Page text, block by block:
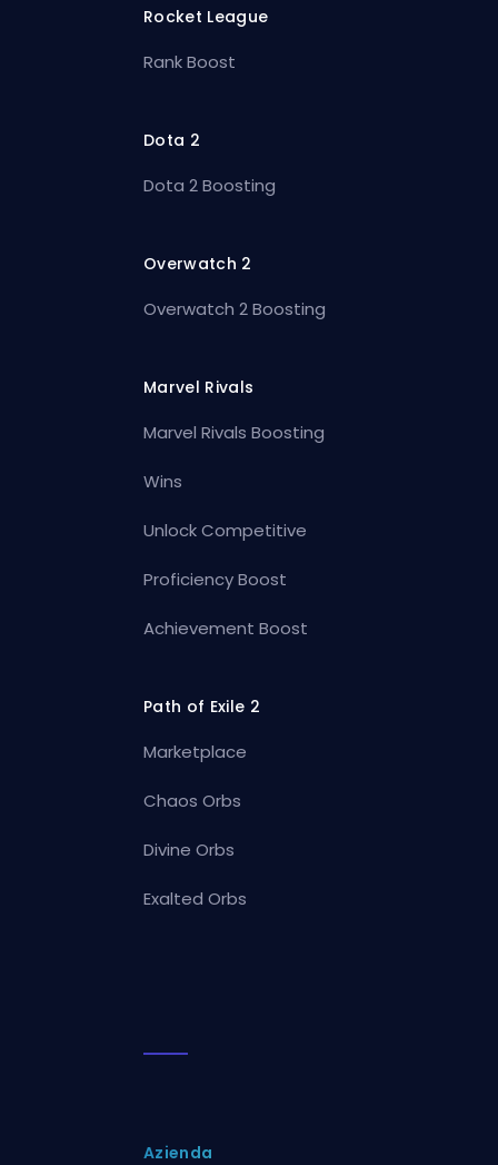
Rocket League
Rank Boost
Dota 2
Dota 2 Boosting
Overwatch 2
Overwatch 2 Boosting
Marvel Rivals
Marvel Rivals Boosting
Wins
Unlock Competitive
Proficiency Boost
Achievement Boost
Path of Exile 2
Marketplace
Chaos Orbs
Divine Orbs
Exalted Orbs
Azienda